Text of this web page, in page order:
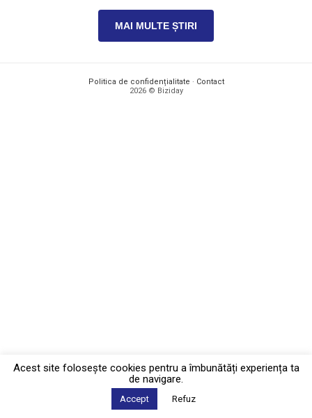
MAI MULTE ȘTIRI
Politica de confidențialitate · Contact
2026 © Biziday
Acest site foloseşte cookies pentru a îmbunătăți experiența ta
de navigare.
Accept Refuz